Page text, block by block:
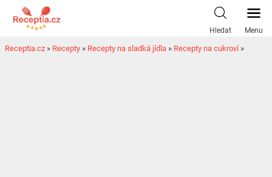
Hledat Menu
Receptia.cz » Recepty » Recepty na sladká jídla » Recepty na cukroví»